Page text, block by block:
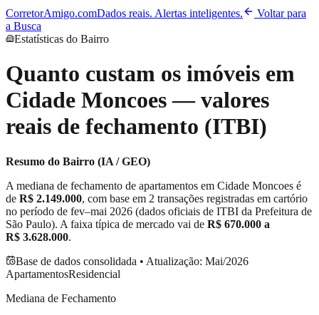
CorretorAmigo.comDados reais. Alertas inteligentes.
Voltar para
a Busca
Estatísticas do Bairro
Quanto custam os imóveis em
Cidade Moncoes— valores
reais de fechamento (ITBI)
Resumo do Bairro (IA / GEO)
A mediana de fechamento de apartamentos em Cidade Moncoes é
de R$ 2.149.000, com base em 2 transações registradas em cartório
no período de fev–mai 2026 (dados oficiais de ITBI da Prefeitura de
São Paulo). A faixa típica de mercado vai de R$ 670.000 a
R$ 3.628.000.
Base de dados consolidada • Atualização: Mai/2026
ApartamentosResidencial
Mediana de Fechamento